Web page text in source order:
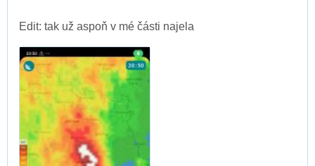
Edit: tak už aspoň v mé části najela